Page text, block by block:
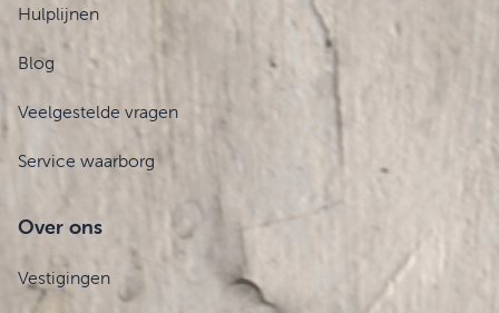
Hulplijnen
Blog
Veelgestelde vragen
Service waarborg
Over ons
Vestigingen